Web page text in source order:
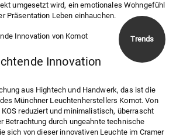
umgesetzt wird, ein emotionales Wohngefühl
Präsentation Leben einhauchen.
Innovation
aus Hightech und Handwerk, das ist die
Münchner Leuchtenherstellers Komot. Von
reduziert und minimalistisch, überrascht
Betrachtung durch ungeahnte technische
sich von dieser innovativen Leuchte im Cramer